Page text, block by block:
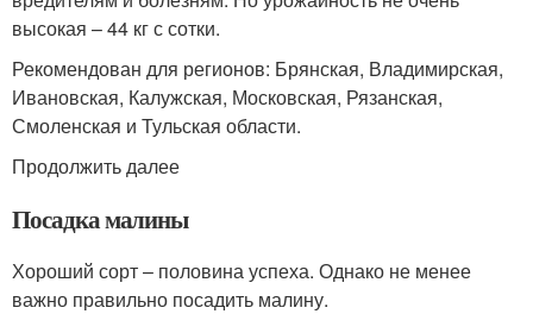
высокая – 44 кг с сотки.
Рекомендован для регионов: Брянская, Владимирская,
Ивановская, Калужская, Московская, Рязанская,
Смоленская и Тульская области.
Продолжить далее
Посадка малины
Хороший сорт – половина успеха. Однако не менее
важно правильно посадить малину.